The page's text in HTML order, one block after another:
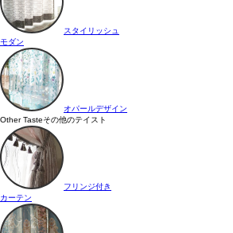
スタイリッシュ
モダン
オパールデザイン
Other Tasteその他のテイスト
フリンジ付き
カーテン